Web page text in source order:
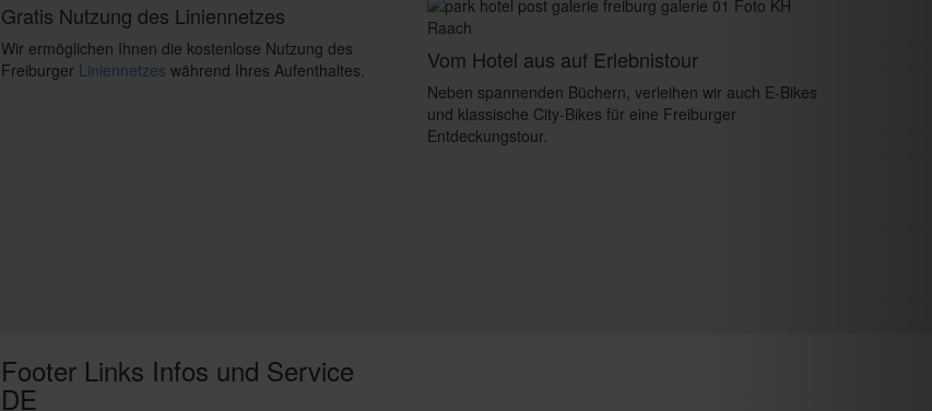
Gratis Nutzung des Liniennetzes
Wir ermöglichen Ihnen die kostenlose Nutzung des
Freiburger Liniennetzes während Ihres Aufenthaltes. Vom Hotel aus auf Erlebnistour
Neben spannenden Büchern, verleihen wir auch E-Bikes
und klassische City-Bikes für eine Freiburger
Entdeckungstour.
Footer Links Infos und Service
DE